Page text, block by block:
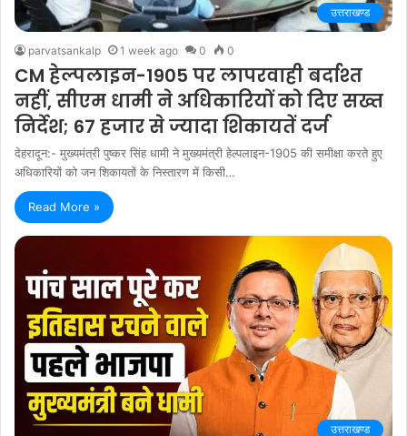
उत्तराखण्ड
parvatsankalp 1 week ago 0 0
CM हेल्पलाइन-1905 पर लापरवाही बर्दाश्त
नहीं, सीएम धामी ने अधिकारियों को दिए सख्त
निर्देश; 67 हजार से ज्यादा शिकायतें दर्ज
देहरादून:- मुख्यमंत्री पुष्कर सिंह धामी ने मुख्यमंत्री हेल्पलाइन-1905 की समीक्षा करते हुए
अधिकारियों को जन शिकायतों के निस्तारण में किसी…
Read More »
उत्तराखण्ड